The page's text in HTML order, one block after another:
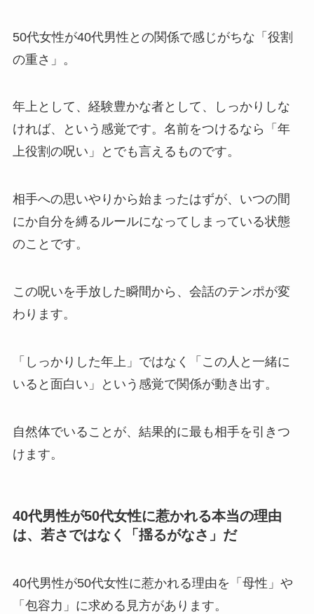
50代女性が40代男性との関係で感じがちな「役割
の重さ」。
年上として、経験豊かな者として、しっかりしな
ければ、という感覚です。名前をつけるなら「年
上役割の呪い」とでも言えるものです。
相手への思いやりから始まったはずが、いつの間
にか自分を縛るルールになってしまっている状態
のことです。
この呪いを手放した瞬間から、会話のテンポが変
わります。
「しっかりした年上」ではなく「この人と一緒に
いると面白い」という感覚で関係が動き出す。
自然体でいることが、結果的に最も相手を引きつ
けます。
40代男性が50代女性に惹かれる本当の理由
は、若さではなく「揺るがなさ」だ
40代男性が50代女性に惹かれる理由を「母性」や
「包容力」に求める見方があります。